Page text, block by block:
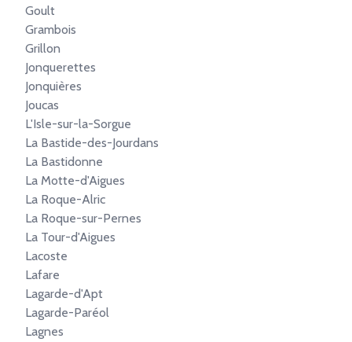
Goult
Grambois
Grillon
Jonquerettes
Jonquières
Joucas
L'Isle-sur-la-Sorgue
La Bastide-des-Jourdans
La Bastidonne
La Motte-d'Aigues
La Roque-Alric
La Roque-sur-Pernes
La Tour-d'Aigues
Lacoste
Lafare
Lagarde-d'Apt
Lagarde-Paréol
Lagnes